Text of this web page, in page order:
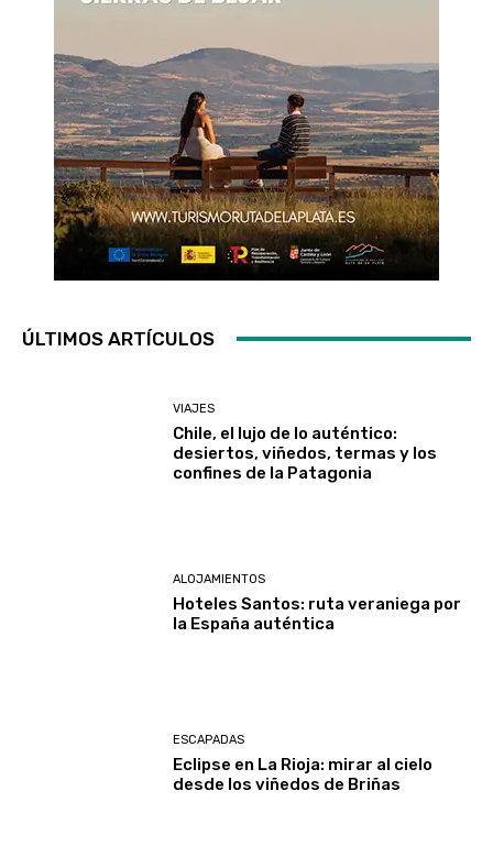
ÚLTIMOS ARTÍCULOS
VIAJES
Chile, el lujo de lo auténtico:
desiertos, viñedos, termas y los
confines de la Patagonia
ALOJAMIENTOS
Hoteles Santos: ruta veraniega por
la España auténtica
ESCAPADAS
Eclipse en La Rioja: mirar al cielo
desde los viñedos de Briñas